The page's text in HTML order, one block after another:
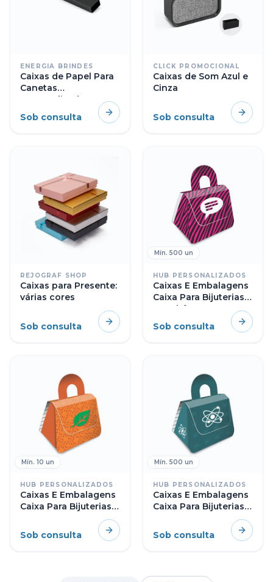
ENERGIA BRINDES
Caixas de Papel Para
Canetas
Personalizadas
Sob consulta
CLICK PROMOCIONAL
Caixas de Som Azul e
Cinza
Sob consulta
REJOGRAF SHOP
Caixas para Presente:
várias cores
Sob consulta
Mín. 500 un
HUB PERSONALIZADOS
Caixas E Embalagens
Caixa Para Bijuterias
Couchê 250g
Sob consulta
Mín. 10 un
HUB PERSONALIZADOS
Caixas E Embalagens
Caixa Para Bijuterias
Sob consulta
Mín. 500 un
HUB PERSONALIZADOS
Caixas E Embalagens
Caixa Para Bijuterias
Sob consulta